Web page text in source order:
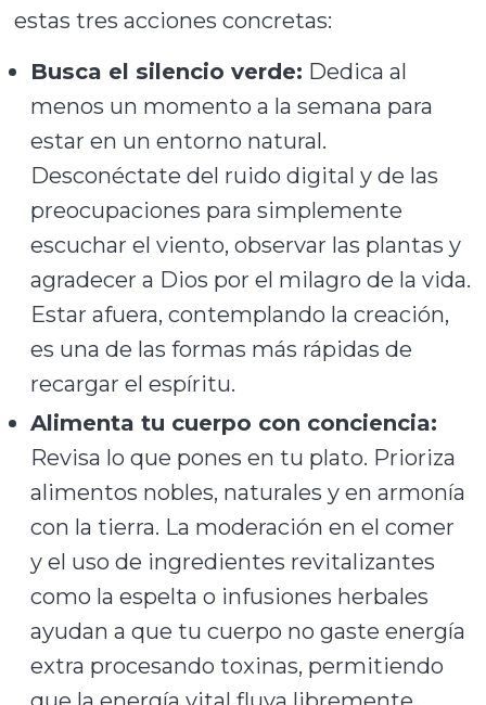
estas tres acciones concretas:
Busca el silencio verde: Dedica al
menos un momento a la semana para
estar en un entorno natural.
Desconéctate del ruido digital y de las
preocupaciones para simplemente
escuchar el viento, observar las plantas y
agradecer a Dios por el milagro de la vida.
Estar afuera, contemplando la creación,
es una de las formas más rápidas de
recargar el espíritu.
Alimenta tu cuerpo con conciencia:
Revisa lo que pones en tu plato. Prioriza
alimentos nobles, naturales y en armonía
con la tierra. La moderación en el comer
y el uso de ingredientes revitalizantes
como la espelta o infusiones herbales
ayudan a que tu cuerpo no gaste energía
extra procesando toxinas, permitiendo